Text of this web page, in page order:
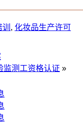
, 化妆品生产许可
监测工资格认证 »